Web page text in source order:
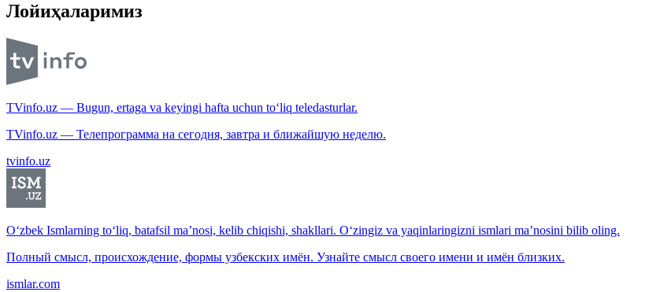
Лойиҳаларимиз
TVinfo.uz — Bugun, ertaga va keyingi hafta uchun to‘liq teledasturlar.
TVinfo.uz — Телепрограмма на сегодня, завтра и ближайшую неделю.
tvinfo.uz
O‘zbek Ismlarning to‘liq, batafsil ma’nosi, kelib chiqishi, shakllari. O‘zingiz va yaqinlaringizni ismlari ma’nosini bilib oling.
Полный смысл, происхождение, формы узбекских имён. Узнайте смысл своего имени и имён близких.
ismlar.com